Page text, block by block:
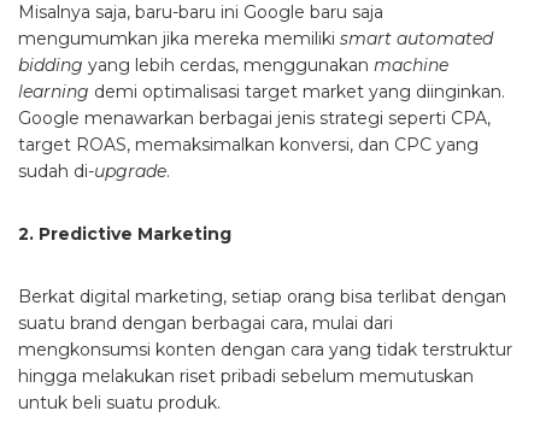
Misalnya saja, baru-baru ini Google baru saja
mengumumkan jika mereka memiliki smart automated
bidding yang lebih cerdas, menggunakan machine
learning demi optimalisasi target market yang diinginkan.
Google menawarkan berbagai jenis strategi seperti CPA,
target ROAS, memaksimalkan konversi, dan CPC yang
sudah di-upgrade.
2. Predictive Marketing
Berkat digital marketing, setiap orang bisa terlibat dengan
suatu brand dengan berbagai cara, mulai dari
mengkonsumsi konten dengan cara yang tidak terstruktur
hingga melakukan riset pribadi sebelum memutuskan
untuk beli suatu produk.